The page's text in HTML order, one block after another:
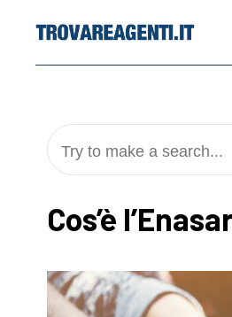
content
Try to make a search...
Cos’è